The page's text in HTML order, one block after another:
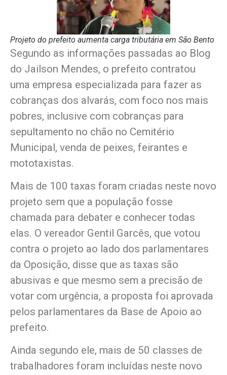
Projeto do prefeito aumenta carga tributária em São Bento
Segundo as informações passadas ao Blog
do Jailson Mendes, o prefeito contratou
uma empresa especializada para fazer as
cobranças dos alvarás, com foco nos mais
pobres, inclusive com cobranças para
sepultamento no chão no Cemitério
Municipal, venda de peixes, feirantes e
mototaxistas.
Mais de 100 taxas foram criadas neste novo
projeto sem que a população fosse
chamada para debater e conhecer todas
elas. O vereador Gentil Garcês, que votou
contra o projeto ao lado dos parlamentares
da Oposição, disse que as taxas são
abusivas e que mesmo sem a precisão de
votar com urgência, a proposta foi aprovada
pelos parlamentares da Base de Apoio ao
prefeito.
Ainda segundo ele, mais de 50 classes de
trabalhadores foram incluídas neste novo